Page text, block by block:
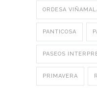
ORDESA
PANTICOSA
PASEOS
PRIMAVERA